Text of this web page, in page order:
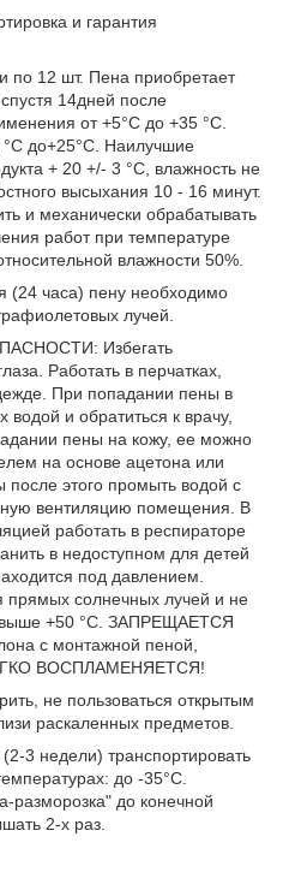
и гарантия
по 12 шт. Пена приобретает
14дней после
от +5°С до +35 °С.
до+25°С. Наилучшие
+ 20 +/- 3 °С, влажность не
высыхания 10 - 16 минут.
и механически обрабатывать
работ при температуре
влажности 50%.
(24 часа) пену необходимо
лучей.
Избегать
Работать в перчатках,
При попадании пены в
и обратиться к врачу,
пены на кожу, ее можно
на основе ацетона или
этого промыть водой с
вентиляцию помещения. В
работать в респираторе
в недоступном для детей
под давлением.
прямых солнечных лучей и не
+50 °С. ЗАПРЕЩАЕТСЯ
с монтажной пеной,
ВОСПЛАМЕНЯЕТСЯ!
не пользоваться открытым
раскаленных предметов.
3 недели) транспортировать
до -35°С.
разморозка" до конечной
2-х раз.